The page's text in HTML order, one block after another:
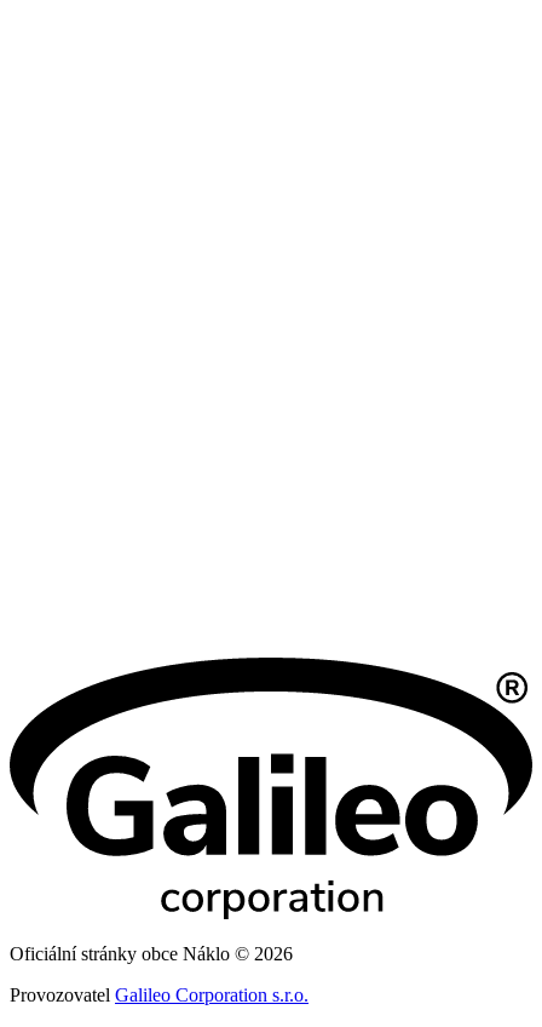
Oficiální stránky obce Náklo © 2026
Provozovatel Galileo Corporation s.r.o.